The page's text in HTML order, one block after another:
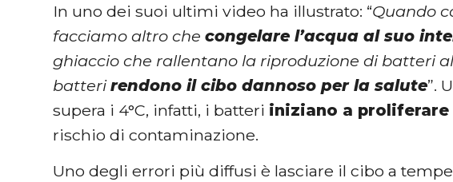
In uno dei suoi ultimi video ha illustrato: “Quando
facciamo altro checongelare l’acqua al suo
ghiaccio che rallentano la riproduzione di batteri
batterirendono il cibo dannoso per la salute”.
supera i 4°C, infatti, i batteri iniziano a
rischio di contaminazione.
Uno degli errori più diffusi è lasciare il cibo a